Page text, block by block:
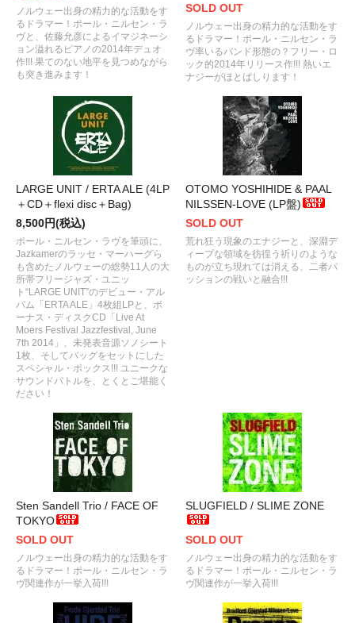
ノルウェー出身の精力的な活動をす
るドラマー！ポール・ニルセン・ラ
ヴと、佐藤允彦によるイマジネーシ
ョン溢れるピアノの2014年デュオ
作!!! 果てのない地平を見つめながら
も突き進みます！
SOLD OUT
ノルウェー出身の精力的な活動をす
るドラマー！ポール・ニルセン・ラ
ヴ率いるバンド形態の？フリー・ロ
ック的2014年リリース作!!! 熱いエ
ナジーがほとばしります！
LARGE UNIT / ERTA ALE (4LP
＋CD＋flexi disc＋Bag)
8,500円(税込)
ポール・ニルセン・ラヴを筆頭に、
Jazkamerのラッセ・マーハーグら
も含めたノルウェーの総勢11人の大
所帯フリージャズ・ユニッ
ト“LARGE UNIT”のデビュー・アル
バム「ERTA ALE」4枚組LPと、ボ
ーナス・ディスクCD「Live At
Moers Festival Jazzfestival, June
7th 2014」、未発表音源ソノシート
1枚、そしてバッグをセットにした
スペシャル・ボックス!!! ユニークな
サウンドバトルを、とくとご堪能く
ださい！
OTOMO YOSHIHIDE & PAAL
NILSSEN-LOVE (LP盤)
SOLD OUT
荒れ狂う現象のエナジーと、深淵デ
ィープな領域を彷徨う祈りのような
ものが立ち現れては消える、二者パ
ッションの戦いと融合!!!
Sten Sandell Trio / FACE OF
TOKYO
SOLD OUT
ノルウェー出身の精力的な活動をす
るドラマー！ポール・ニルセン・ラ
ヴ関連作が一挙入荷!!!
SLUGFIELD / SLIME ZONE
SOLD OUT
ノルウェー出身の精力的な活動をす
るドラマー！ポール・ニルセン・ラ
ヴ関連作が一挙入荷!!!